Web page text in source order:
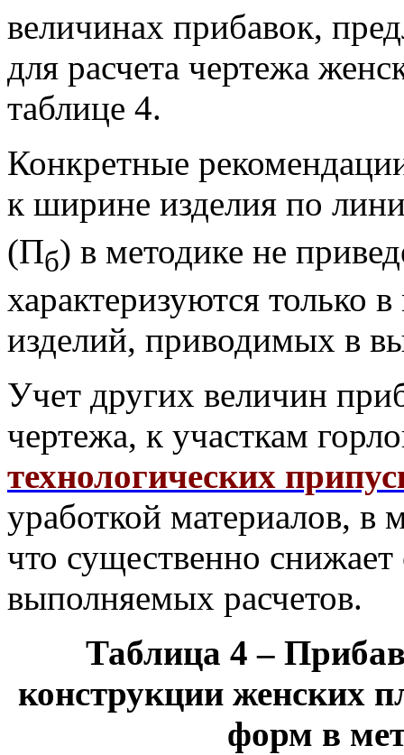
величинах прибавок,
для расчета чертежа
таблице 4.
Конкретные
к ширине изделия по
(Пб) в методике не
характеризуются только
изделий, приводимых в
Учет других величин
чертежа, к участкам
технологических
уработкой материалов, в
что существенно снижает
выполняемых расчетов.
Таблица 4 –
конструкции женских
форм в